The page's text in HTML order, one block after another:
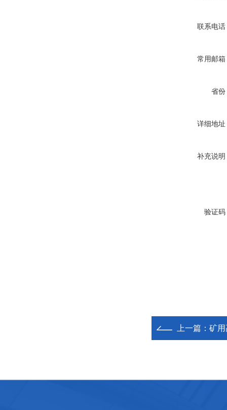
联系电话
常用邮箱
省份
详细地址
补充说明
验证码
上一篇： 矿